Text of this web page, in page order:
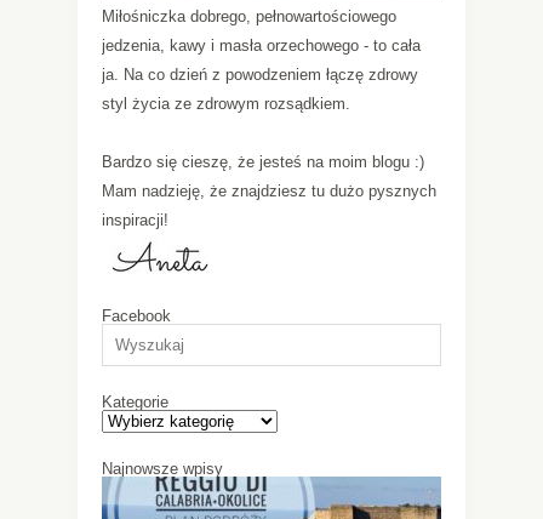
Miłośniczka dobrego, pełnowartościowego
jedzenia, kawy i masła orzechowego - to cała
ja. Na co dzień z powodzeniem łączę zdrowy
styl życia ze zdrowym rozsądkiem.
Bardzo się cieszę, że jesteś na moim blogu :)
Mam nadzieję, że znajdziesz tu dużo pysznych
inspiracji!
Facebook
Kategorie
Najnowsze wpisy